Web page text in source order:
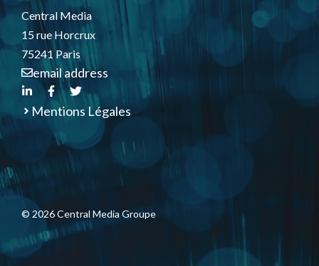
Central Media
15 rue Horcrux
75241 Paris
email address
Mentions Légales
© 2026 Central Media Groupe